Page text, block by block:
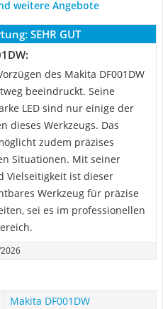
weitere Angebote
SEHR GUT
des Makita DF001DW
beeindruckt. Seine
LED sind nur einige der
dieses Werkzeugs. Das
zudem präzises
Situationen. Mit seiner
Vielseitigkeit ist dieser
Werkzeug für präzise
sei es im professionellen
Makita DF001DW